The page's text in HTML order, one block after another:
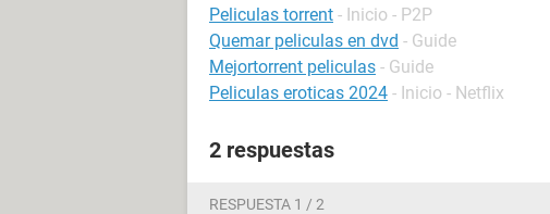
Peliculas torrent - Inicio - P2P
Quemar peliculas en dvd - Guide
Mejortorrent peliculas - Guide
Peliculas eroticas 2024 - Inicio - Netflix
2 respuestas
RESPUESTA 1 / 2